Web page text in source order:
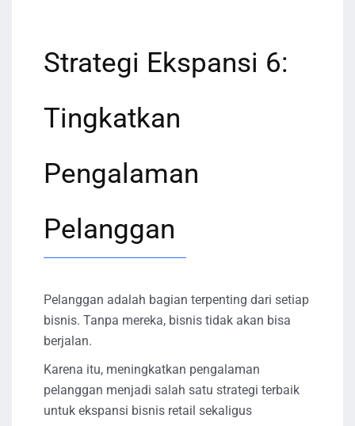
Strategi Ekspansi 6:
Tingkatkan
Pengalaman
Pelanggan
Pelanggan adalah bagian terpenting dari setiap
bisnis. Tanpa mereka, bisnis tidak akan bisa
berjalan.
Karena itu, meningkatkan pengalaman
pelanggan menjadi salah satu strategi terbaik
untuk ekspansi bisnis retail sekaligus